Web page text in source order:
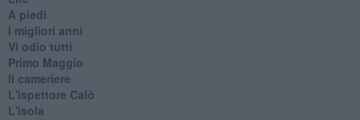
A piedi
I migliori anni
Vi odio tutti
Primo Maggio
Il cameriere
L'ispettore Calò
L'isola